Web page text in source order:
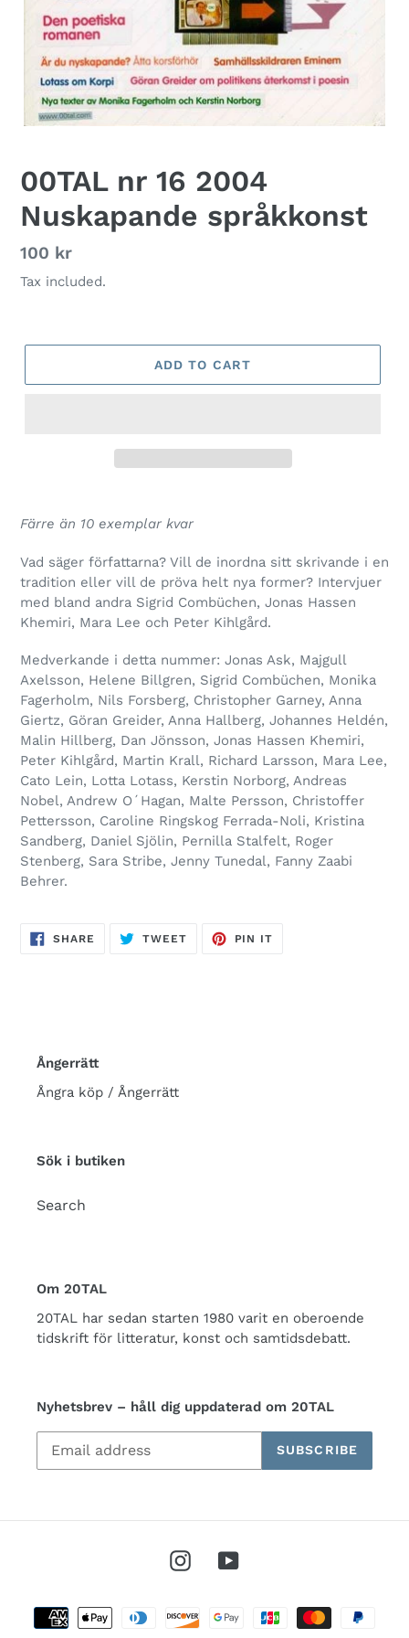
00TAL nr 16 2004
Nuskapande språkkonst
Regular
price
100 kr
Tax included.
ADD TO CART
Färre än 10 exemplar kvar
Vad säger för­fat­tarna? Vill de inordna sitt skri­vande i en
tra­di­tion eller vill de pröva helt nya for­mer? Intervjuer
med bland andra Sigrid Combüchen, Jonas Hassen
Khemiri, Mara Lee och Peter Kihlgård.
Medverkande i detta num­mer: Jonas Ask, Majgull
Axelsson, Helene Billgren, Sigrid Combüchen, Monika
Fagerholm, Nils Forsberg, Christopher Garney, Anna
Giertz, Göran Greider, Anna Hallberg, Johannes Heldén,
Malin Hillberg, Dan Jönsson, Jonas Hassen Khemiri,
Peter Kihlgård, Martin Krall, Richard Larsson, Mara Lee,
Cato Lein, Lotta Lotass, Kerstin Norborg, Andreas
Nobel, Andrew O´Hagan, Malte Persson, Christoffer
Pettersson, Caroline Ringskog Ferrada-Noli, Kristina
Sandberg, Daniel Sjölin, Pernilla Stalfelt, Roger
Stenberg, Sara Stribe, Jenny Tunedal, Fanny Zaabi
Behrer.
SHARE SHARE
TWEETTWEET
PIN IT
Ångerrätt
Ångra köp / Ångerrätt
Sök i butiken
Search
Om 20TAL
20TAL har sedan starten 1980 varit en oberoende
tidskrift för litteratur, konst och samtidsdebatt.
Nyhetsbrev – håll dig uppdaterad om 20TAL
SUBSCRIBE
InstagramYouTube
Payment